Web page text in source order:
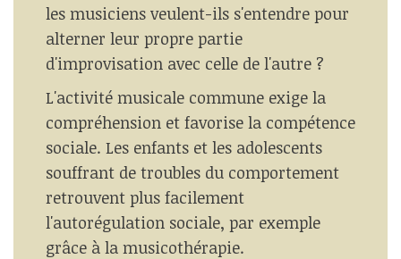
les musiciens veulent-ils s'entendre pour
alterner leur propre partie
d'improvisation avec celle de l'autre ?
L'activité musicale commune exige la
compréhension et favorise la compétence
sociale. Les enfants et les adolescents
souffrant de troubles du comportement
retrouvent plus facilement
l'autorégulation sociale, par exemple
grâce à la musicothérapie.